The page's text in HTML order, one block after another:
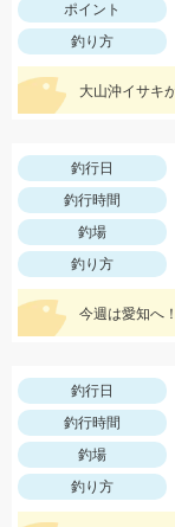
ポイント
釣り方
釣行日
釣行時間
釣場
釣り方
釣行日
釣行時間
釣場
釣り方